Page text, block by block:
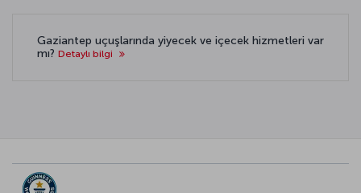
Gaziantep uçuşlarında yiyecek ve içecek hizmetleri var
mı? Detaylı bilgi